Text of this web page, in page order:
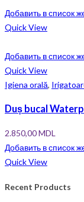
Добавить в список
Quick View
Добавить в список
Quick View
Igiena orală,
Duș bucal
2.850,00MDL
Добавить в список
Quick View
Recent Products